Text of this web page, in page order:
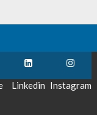
Linkedin Instagram